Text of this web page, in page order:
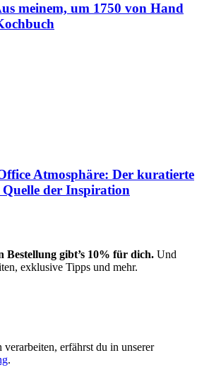
meinem, um 1750 von Hand
Atmosphäre: Der kuratierte
Quelle der Inspiration
Bestellung gibt’s 10% für dich. Und
exklusive Tipps und mehr.
erfährst du in unserer
.